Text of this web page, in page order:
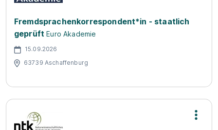
Fremdsprachenkorrespondent*in - staatlich
geprüft Euro Akademie
15.09.2026
63739 Aschaffenburg